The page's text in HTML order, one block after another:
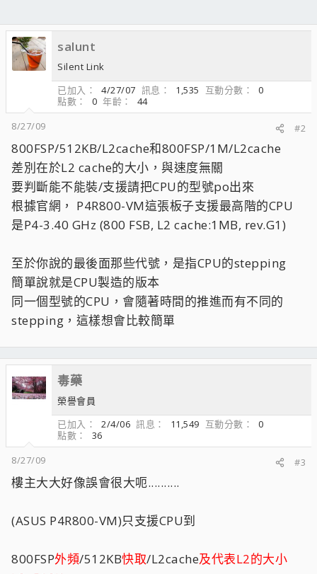
salunt
Silent Link
已加入
4/27/07 訊息 1,535 互動分數
0
點數
0 年齡
44
8/27/09
#2
800FSP/512KB/L2cache和800FSP/1M/L2cache
差別在於L2 cache的大小，與速度無關
要判斷能不能裝/支援請把CPU的型號po出來
根據官網， P4R800-VM這張板子支援最高階的CPU
是P4-3.40 GHz (800 FSB, L2 cache:1MB, rev.G1)
至於你說的最後面那些代號，是指CPU的stepping
簡單說就是CPU製造的版本
同一個型號的CPU，會隨著時間的推進而有不同的
stepping，這樣想會比較簡單
毒藥
榮譽會員
已加入
2/4/06 訊息 11,549 互動分數
0
點數
36
8/27/09
#3
樓主大大好像誤會很大呃..........
(ASUS P4R800-VM)只支援CPU到
800FSP外頻/512KB快取/L2cache及代表L2的大小